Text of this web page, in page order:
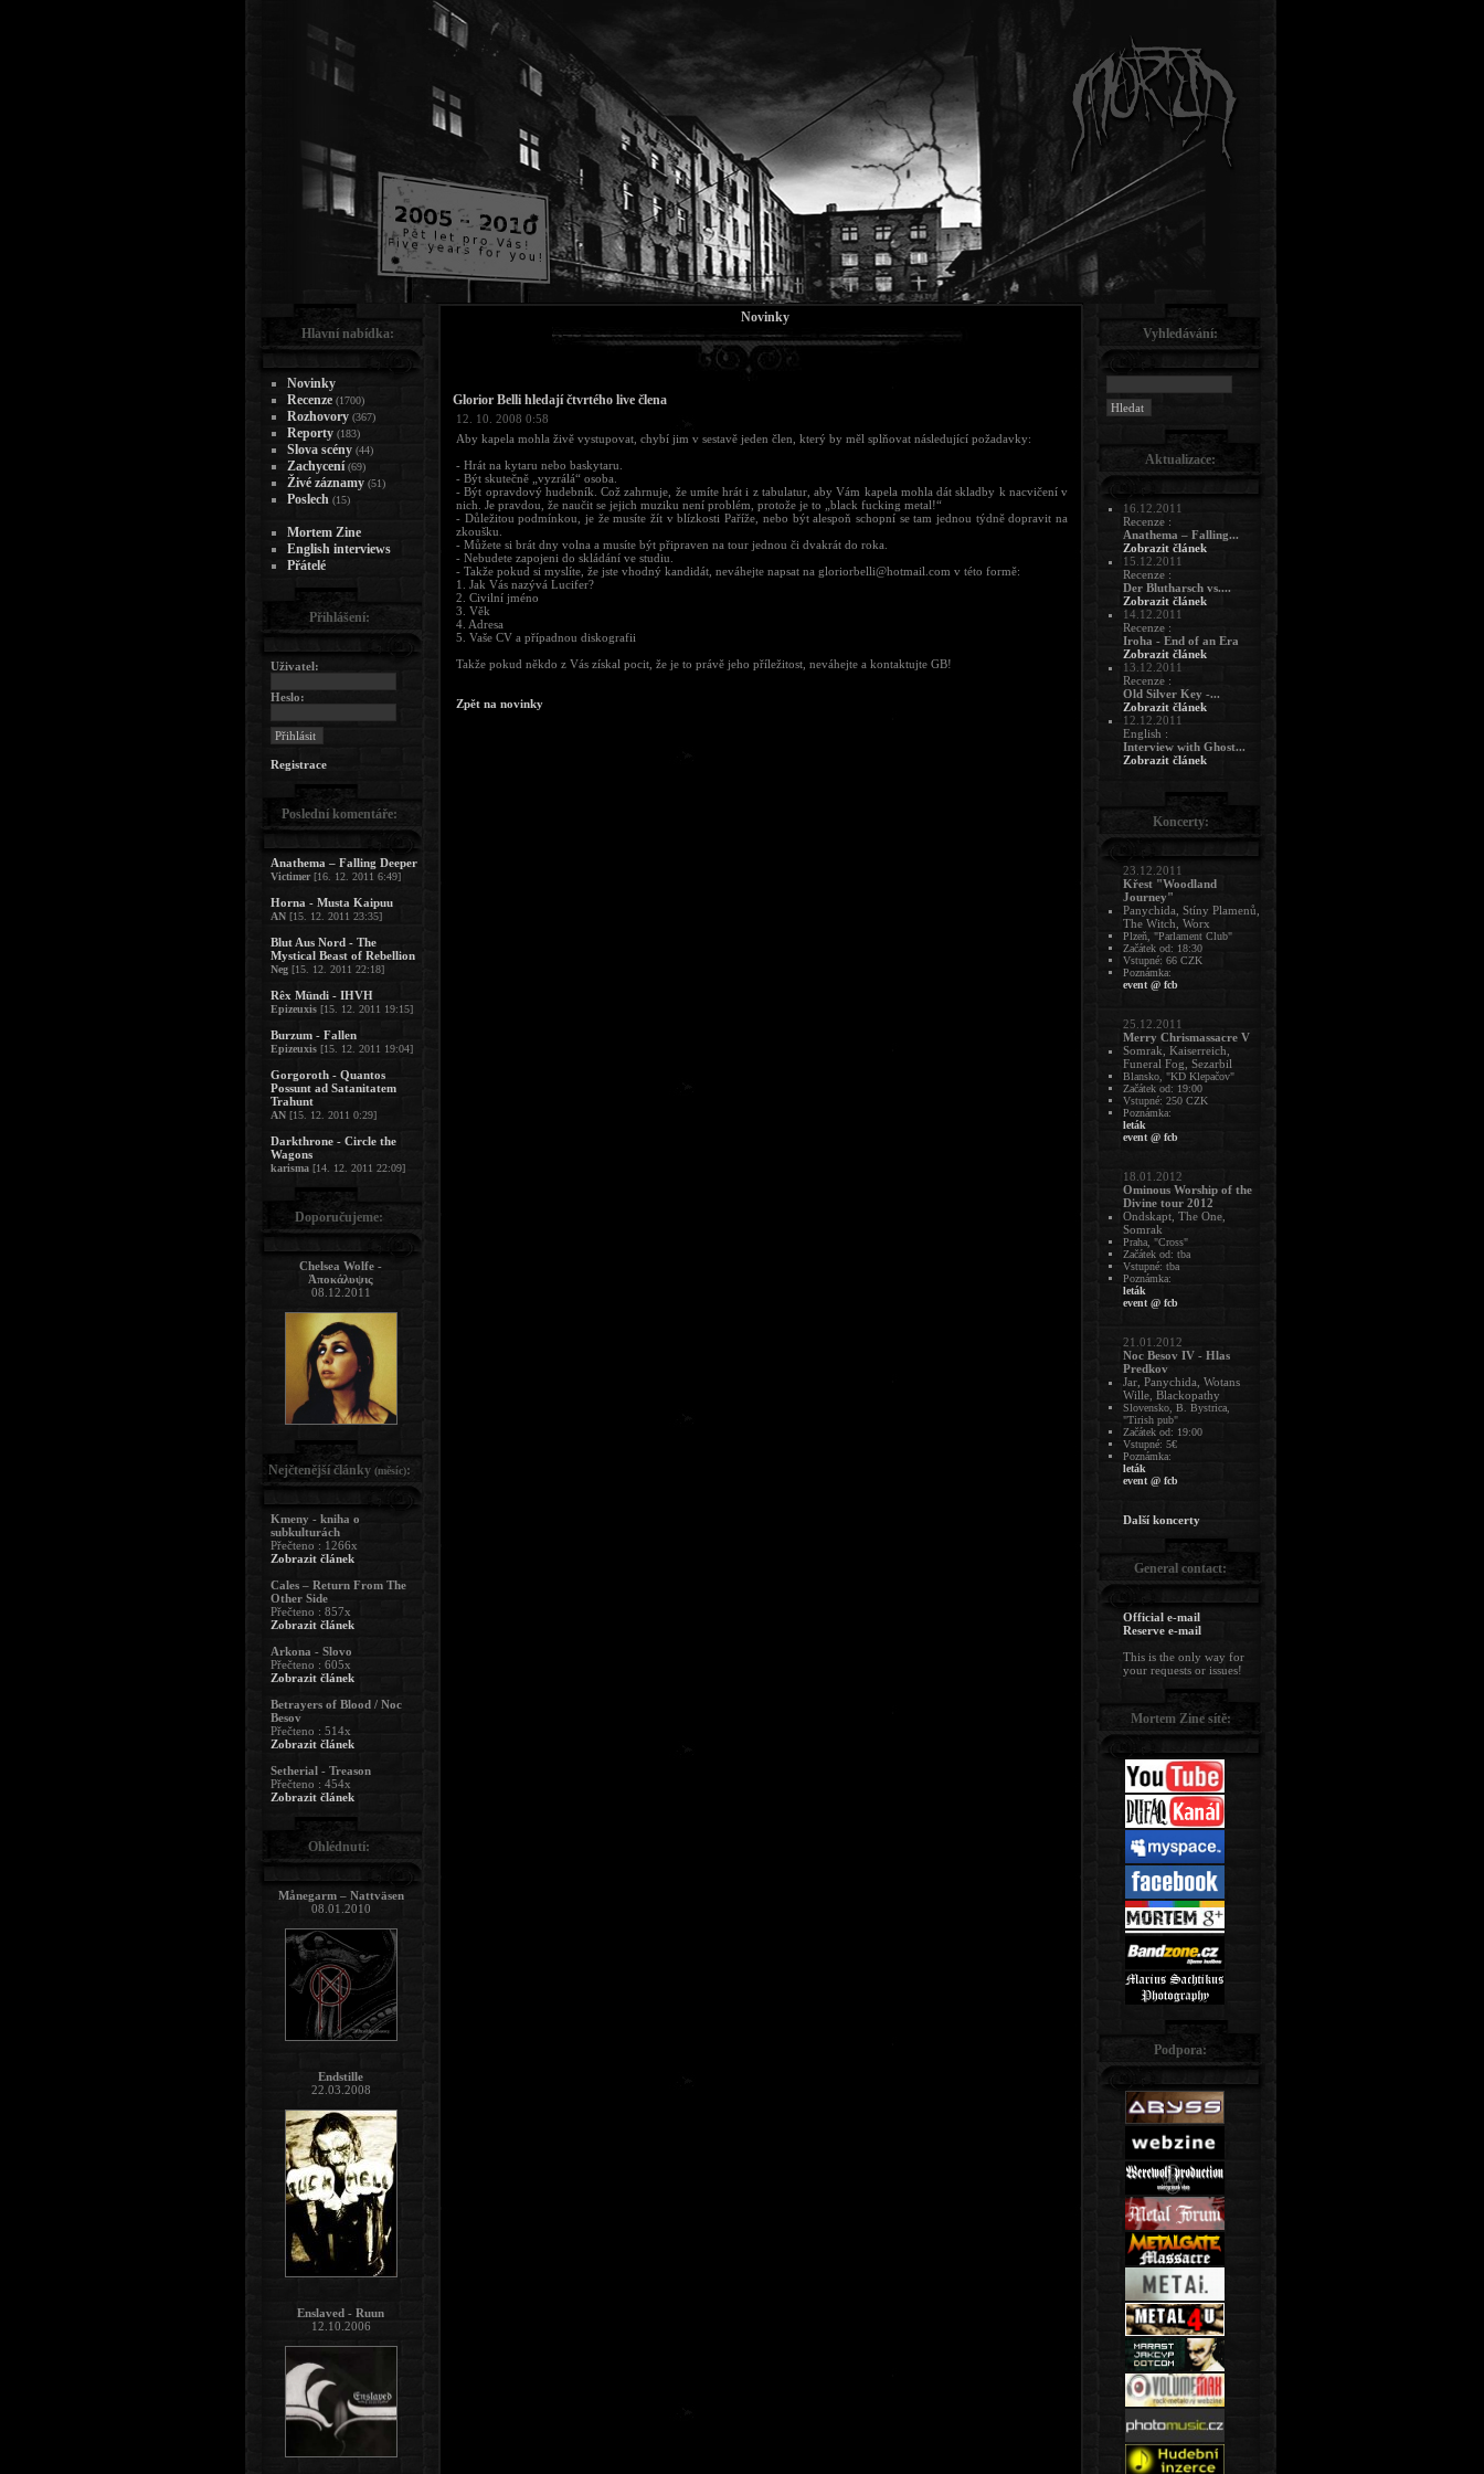
Novinky
Glorior Belli hledají čtvrtého live člena
12. 10. 2008 0:58
Aby kapela mohla živě vystupovat, chybí jim v sestavě jeden člen, který by měl splňovat následující požadavky:
- Hrát na kytaru nebo baskytaru.
- Být skutečně „vyzrálá“ osoba.
- Být opravdový hudebník. Což zahrnuje, že umíte hrát i z tabulatur, aby Vám kapela mohla dát skladby k nacvičení v
nich. Je pravdou, že naučit se jejich muziku není problém, protože je to „black fucking metal!“
- Důležitou podmínkou, je že musíte žít v blízkosti Paříže, nebo být alespoň schopní se tam jednou týdně dopravit na
zkoušku.
- Můžete si brát dny volna a musíte být připraven na tour jednou či dvakrát do roka.
- Nebudete zapojeni do skládání ve studiu.
- Takže pokud si myslíte, že jste vhodný kandidát, neváhejte napsat na gloriorbelli@hotmail.com v této formě:
1. Jak Vás nazývá Lucifer?
2. Civilní jméno
3. Věk
4. Adresa
5. Vaše CV a případnou diskografii
Takže pokud někdo z Vás získal pocit, že je to právě jeho příležitost, neváhejte a kontaktujte GB!
Zpět na novinky
Hlavní nabídka:
Novinky
Recenze (1700)
Rozhovory (367)
Reporty (183)
Slova scény (44)
Zachycení (69)
Živé záznamy (51)
Poslech (15)
Mortem Zine
English interviews
Přátelé
Přihlášení:
Uživatel:
Heslo:
Registrace
Poslední komentáře:
Anathema – Falling Deeper
Victimer[16. 12. 2011 6:49]
Horna - Musta Kaipuu
AN [15. 12. 2011 23:35]
Blut Aus Nord - The
Mystical Beast of Rebellion
Neg [15. 12. 2011 22:18]
Rêx Mündi - IHVH
Epizeuxis [15. 12. 2011 19:15]
Burzum - Fallen
Epizeuxis [15. 12. 2011 19:04]
Gorgoroth - Quantos
Possunt ad Satanitatem
Trahunt
AN [15. 12. 2011 0:29]
Darkthrone - Circle the
Wagons
karisma [14. 12. 2011 22:09]
Doporučujeme:
Chelsea Wolfe -
Ἀποκάλυψις
08.12.2011
Nejčtenější články (měsíc):
Kmeny - kniha o
subkulturách
Přečteno : 1266x
Zobrazit článek
Cales – Return From The
Other Side
Přečteno : 857x
Zobrazit článek
Arkona - Slovo
Přečteno : 605x
Zobrazit článek
Betrayers of Blood / Noc
Besov
Přečteno : 514x
Zobrazit článek
Setherial - Treason
Přečteno : 454x
Zobrazit článek
Ohlédnutí:
Månegarm – Nattväsen
08.01.2010
Endstille
22.03.2008
Enslaved - Ruun
12.10.2006
Vyhledávání:
Aktualizace:
16.12.2011
Recenze :
Anathema – Falling...
Zobrazit článek
15.12.2011
Recenze :
Der Blutharsch vs....
Zobrazit článek
14.12.2011
Recenze :
Iroha - End of an Era
Zobrazit článek
13.12.2011
Recenze :
Old Silver Key -...
Zobrazit článek
12.12.2011
English :
Interview with Ghost...
Zobrazit článek
Koncerty:
23.12.2011
Křest "Woodland
Journey"
Panychida, Stíny Plamenů,
The Witch, Worx
Plzeň, "Parlament Club"
Začátek od: 18:30
Vstupné: 66 CZK
Poznámka:
event @ fcb
25.12.2011
Merry Chrismassacre V
Somrak, Kaiserreich,
Funeral Fog, Sezarbil
Blansko, "KD Klepačov"
Začátek od: 19:00
Vstupné: 250 CZK
Poznámka:
leták
event @ fcb
18.01.2012
Ominous Worship of the
Divine tour 2012
Ondskapt, The One,
Somrak
Praha, "Cross"
Začátek od: tba
Vstupné: tba
Poznámka:
leták
event @ fcb
21.01.2012
Noc Besov IV - Hlas
Predkov
Jar, Panychida, Wotans
Wille, Blackopathy
Slovensko, B. Bystrica,
"Tirish pub"
Začátek od: 19:00
Vstupné: 5€
Poznámka:
leták
event @ fcb
Další koncerty
General contact:
Official e-mail
Reserve e-mail
This is the only way for
your requests or issues!
Mortem Zine sítě:
Podpora: